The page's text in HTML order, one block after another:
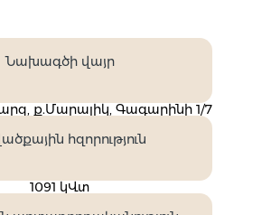
Նախագծի վայր
ք.Մարալիկ, Գագարինի 1/7
հզորություն
1091 կՎտ